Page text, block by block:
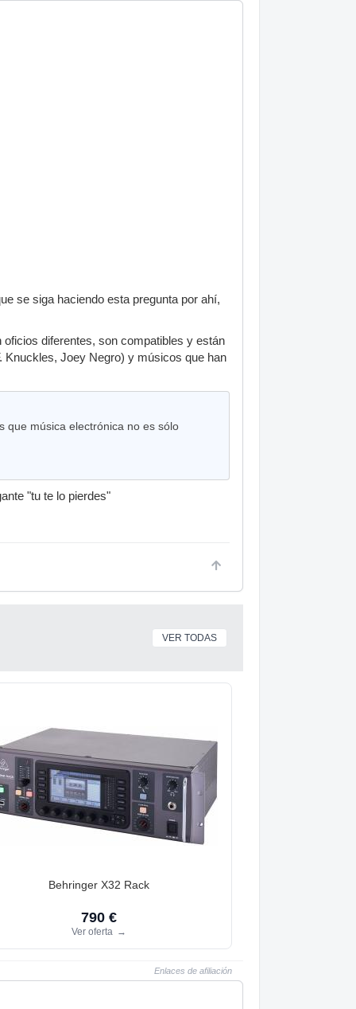
se siga haciendo esta pregunta por ahí,
diferentes, son compatibles y están
Knuckles, Joey Negro) y músicos que han
que música electrónica no es sólo
"tu te lo pierdes"
VER TODAS
Behringer X32 Rack
790 €
Ver oferta →
Enlaces de afiliación